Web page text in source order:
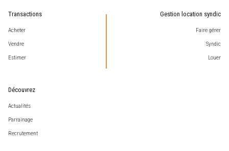
Transactions
Acheter
Vendre
Estimer
Gestion location syndic
Faire gérer
Syndic
Louer
Découvrez
Actualités
Parrainage
Recrutement